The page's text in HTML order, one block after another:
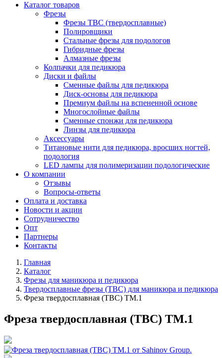
Каталог товаров
Фрезы
Фрезы ТВС (твердосплавные)
Полировщики
Стальные фрезы для подологов
Гибридные фрезы
Алмазные фрезы
Колпачки для педикюра
Диски и файлы
Сменные файлы для педикюра
Диск-основы для педикюра
Премиум файлы на вспененной основе
Многослойные файлы
Сменные спонжи для педикюра
Линзы для педикюра
Аксессуары
Титановые нити для педикюра, вросших ногтей,
подология
LED лампы для полимеризации подологические
О компании
Отзывы
Вопросы-ответы
Оплата и доставка
Новости и акции
Сотрудничество
Опт
Партнеры
Контакты
Главная
Каталог
Фрезы для маникюра и педикюра
Твердосплавные фрезы (ТВС) для маникюра и педикюра
Фреза твердосплавная (ТВС) ТМ.1
Фреза твердосплавная (ТВС) ТМ.1